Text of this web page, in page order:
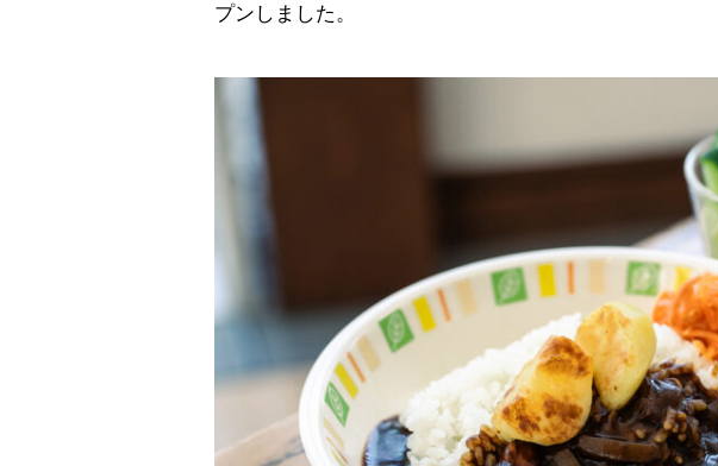
プンしました。